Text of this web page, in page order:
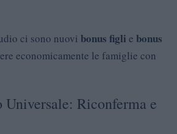
ci sono nuovi bonus figli e bonus
economicamente le famiglie con
Universale: Riconferma e